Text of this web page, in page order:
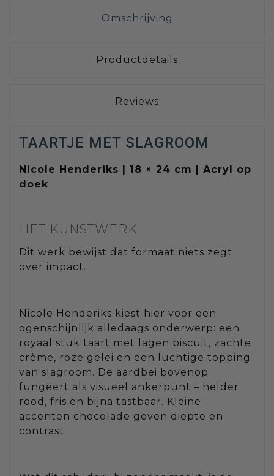
Omschrijving
Productdetails
Reviews
TAARTJE MET SLAGROOM
Nicole Henderiks | 18 × 24 cm | Acryl op
doek
HET KUNSTWERK
Dit werk bewijst dat formaat niets zegt
over impact.
Nicole Henderiks kiest hier voor een
ogenschijnlijk alledaags onderwerp: een
royaal stuk taart met lagen biscuit, zachte
crème, roze gelei en een luchtige topping
van slagroom. De aardbei bovenop
fungeert als visueel ankerpunt – helder
rood, fris en bijna tastbaar. Kleine
accenten chocolade geven diepte en
contrast.